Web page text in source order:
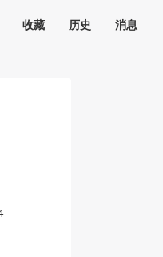
收藏 历史 消息